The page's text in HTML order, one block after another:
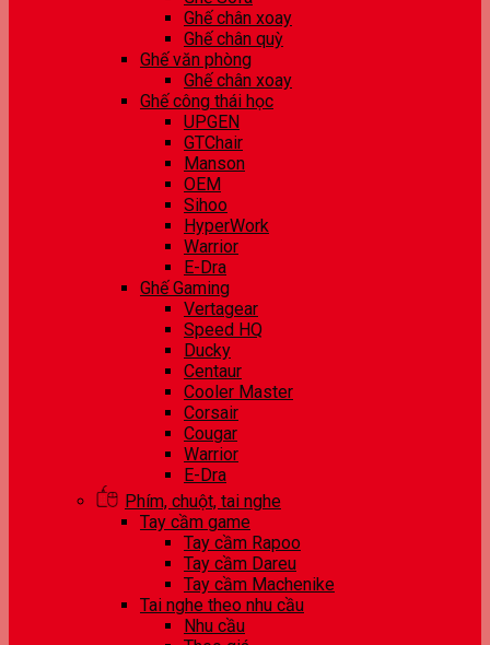
Ghế chân xoay
Ghế chân quỳ
Ghế văn phòng
Ghế chân xoay
Ghế công thái học
UPGEN
GTChair
Manson
OEM
Sihoo
HyperWork
Warrior
E-Dra
Ghế Gaming
Vertagear
Speed HQ
Ducky
Centaur
Cooler Master
Corsair
Cougar
Warrior
E-Dra
Phím, chuột, tai nghe
Tay cầm game
Tay cầm Rapoo
Tay cầm Dareu
Tay cầm Machenike
Tai nghe theo nhu cầu
Nhu cầu